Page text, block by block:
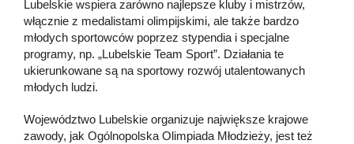
Lubelskie wspiera zarówno najlepsze kluby i mistrzów,
włącznie z medalistami olimpijskimi, ale także bardzo
młodych sportowców poprzez stypendia i specjalne
programy, np. „Lubelskie Team Sport”. Działania te
ukierunkowane są na sportowy rozwój utalentowanych
młodych ludzi.
Województwo Lubelskie organizuje największe krajowe
zawody, jak Ogólnopolska Olimpiada Młodzieży, jest też